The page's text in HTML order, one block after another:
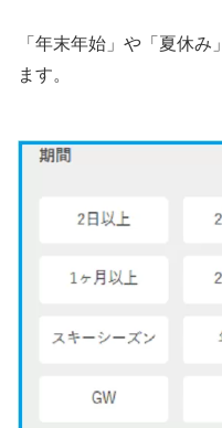
「年末年始」や「夏休
ます。